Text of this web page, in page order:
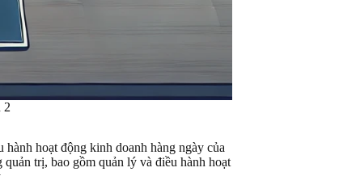
2
hoạt động kinh doanh hàng ngày của
trị, bao gồm quản lý và điều hành hoạt